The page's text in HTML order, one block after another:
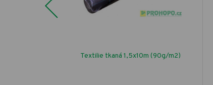
Previous
Textilie tkaná 1,5x10m (90g/m2)